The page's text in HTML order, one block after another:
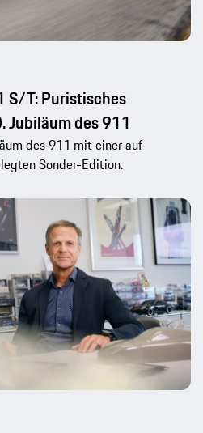
S/T: Puristisches
Jubiläum des 911
des 911 mit einer auf
Sonder-Edition.